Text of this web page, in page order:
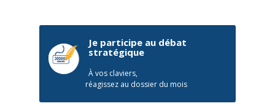
Je participe au débat
stratégique
À vos claviers,
réagissez au dossier du mois